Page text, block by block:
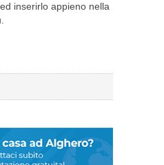
inserirlo appieno nella